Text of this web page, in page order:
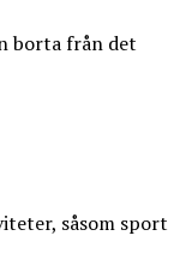
borta från det
såsom sport